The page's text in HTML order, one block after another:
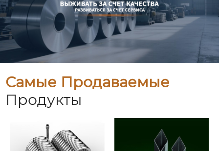
Самые Продаваемые
Продукты